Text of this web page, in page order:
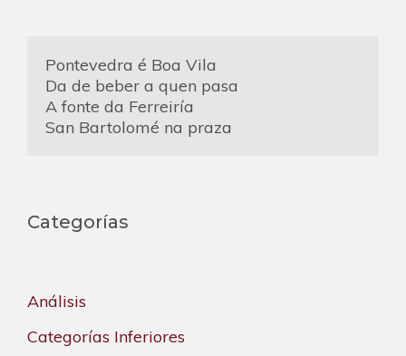
Pontevedra é Boa Vila
Da de beber a quen pasa
A fonte da Ferreiría
San Bartolomé na praza
Categorías
Análisis
Categorías Inferiores